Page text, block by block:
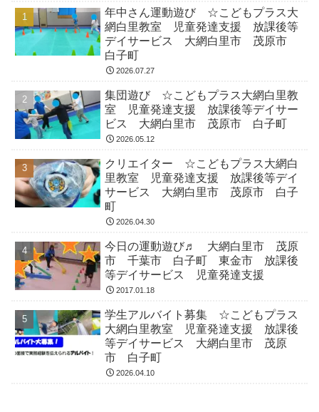
年中さん運動遊び ☆こどもプラス大
網白里教室 児童発達支援 放課後等
デイサービス 大網白里市 茂原市
白子町
2026.07.27
集団遊び ☆こどもプラス大網白里教
室 児童発達支援 放課後等デイサー
ビス 大網白里市 茂原市 白子町
2026.05.12
クリエイター ☆こどもプラス大網白
里教室 児童発達支援 放課後等デイ
サービス 大網白里市 茂原市 白子
町
2026.04.30
今日の運動遊び♬ 大網白里市 茂原
市 千葉市 白子町 東金市 放課後
等デイサービス 児童発達支援
2017.01.18
学生アルバイト募集 ☆こどもプラス
大網白里教室 児童発達支援 放課後
等デイサービス 大網白里市 茂原
市 白子町
2026.04.10